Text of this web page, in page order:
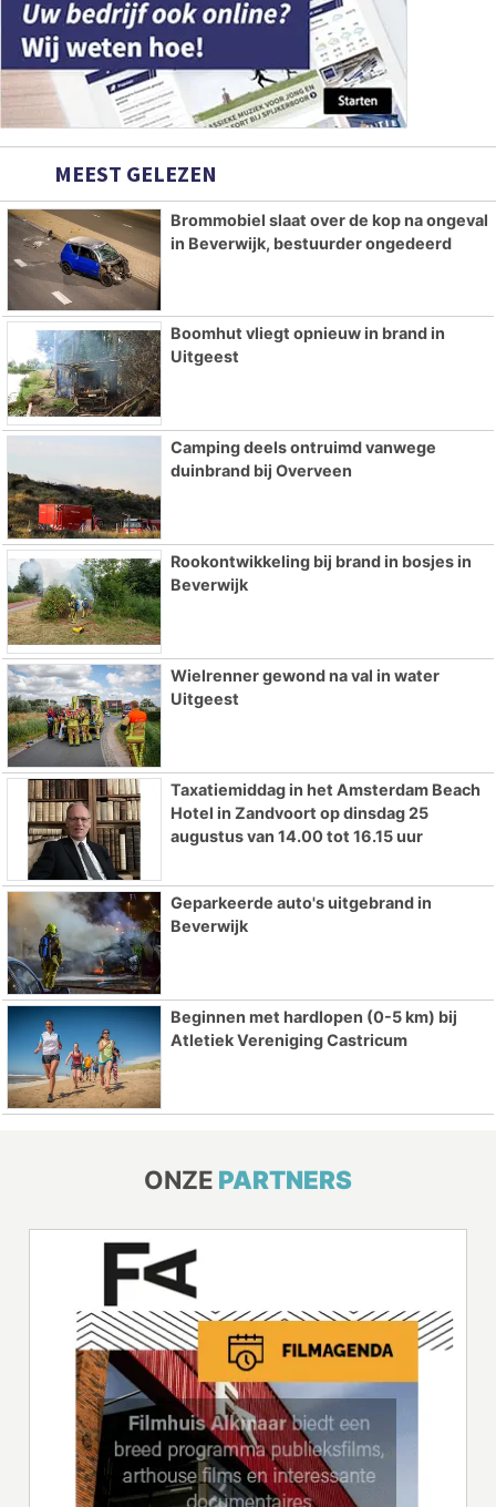
MEEST GELEZEN
Brommobiel slaat over de kop na ongeval
in Beverwijk, bestuurder ongedeerd
Boomhut vliegt opnieuw in brand in
Uitgeest
Camping deels ontruimd vanwege
duinbrand bij Overveen
Rookontwikkeling bij brand in bosjes in
Beverwijk
Wielrenner gewond na val in water
Uitgeest
Taxatiemiddag in het Amsterdam Beach
Hotel in Zandvoort op dinsdag 25
augustus van 14.00 tot 16.15 uur
Geparkeerde auto's uitgebrand in
Beverwijk
Beginnen met hardlopen (0-5 km) bij
Atletiek Vereniging Castricum
ONZE PARTNERS